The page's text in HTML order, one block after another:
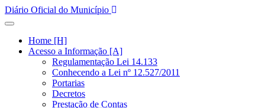
Diário Oficial do Município
Home [H]
Acesso a Informação [A]
Regulamentação Lei 14.133
Conhecendo a Lei nº 12.527/2011
Portarias
Decretos
Prestação de Contas